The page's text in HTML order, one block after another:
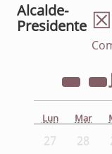
Alcalde-
Presidente ☒
Lun Mar
27 28